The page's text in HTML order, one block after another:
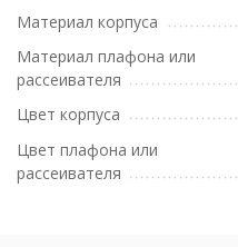
Материал корпуса
Материал плафона или
рассеивателя
Цвет корпуса
Цвет плафона или
рассеивателя